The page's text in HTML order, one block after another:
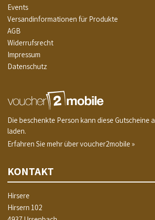
Events
Versandinformationen für Produkte
AGB
Widerrufsrecht
Impressum
Datenschutz
Die beschenkte Person kann diese Gutscheine
laden.
Erfahren Sie mehr über voucher2mobile »
KONTAKT
Hirsere
Hirsern 102